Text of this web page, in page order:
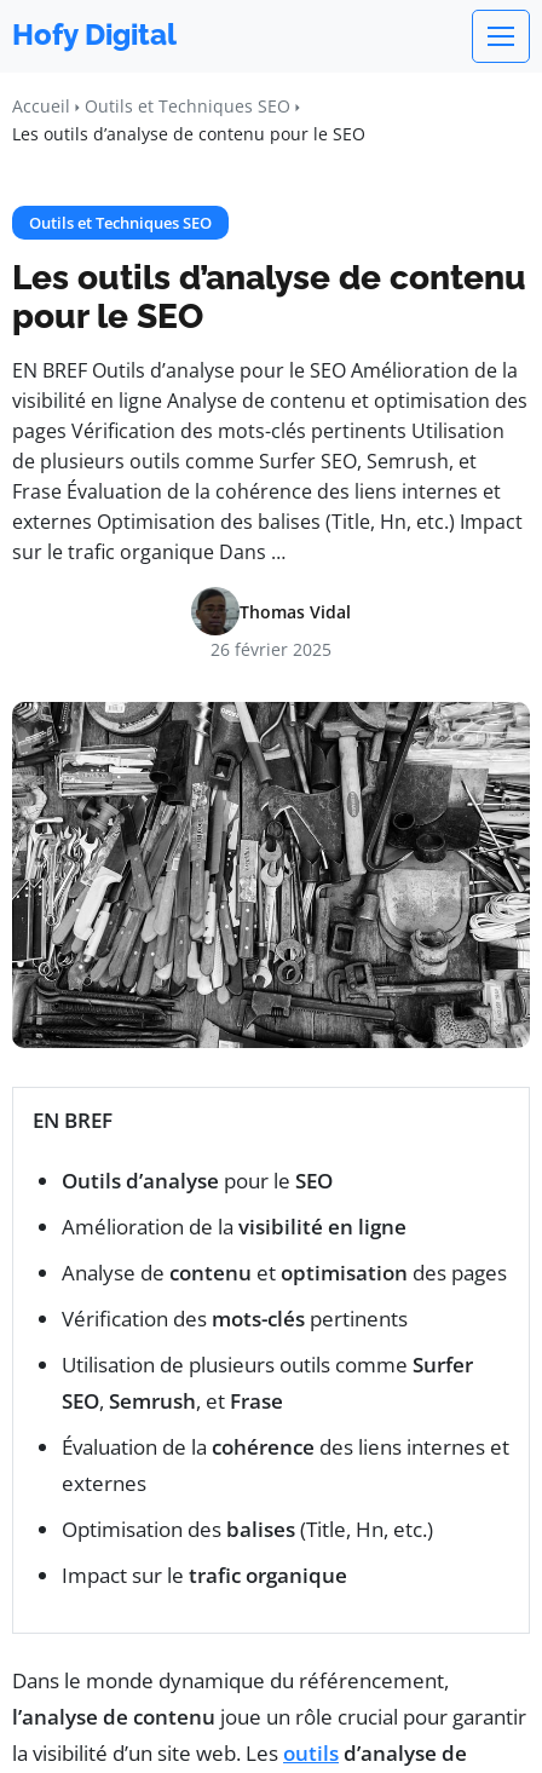
Hofy Digital
Accueil
Outils et Techniques SEO
Les outils d’analyse de contenu pour le SEO
Outils et Techniques SEO
Les outils d’analyse de contenu
pour le SEO
EN BREF Outils d’analyse pour le SEO Amélioration de la
visibilité en ligne Analyse de contenu et optimisation des
pages Vérification des mots-clés pertinents Utilisation
de plusieurs outils comme Surfer SEO, Semrush, et
Frase Évaluation de la cohérence des liens internes et
externes Optimisation des balises (Title, Hn, etc.) Impact
sur le trafic organique Dans …
Thomas Vidal
26 février 2025
EN BREF
Outils d’analyse pour le SEO
Amélioration de la visibilité en ligne
Analyse de contenu etoptimisation des pages
Vérification des mots-clés pertinents
Utilisation de plusieurs outils comme Surfer
SEO, Semrush, et Frase
Évaluation de la cohérence des liens internes et
externes
Optimisation des balises(Title, Hn, etc.)
Impact sur le trafic organique
Dans le monde dynamique du référencement,
l’analyse de contenu joue un rôle crucial pour garantir
la visibilité d’un site web. Lesoutilsd’analyse de